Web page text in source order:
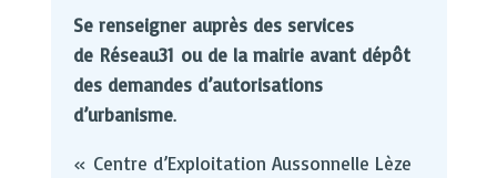
Se renseigner auprès des services
de Réseau31 ou de la mairie avant dépôt
des demandes d’autorisations
d’urbanisme.
« Centre d’Exploitation Aussonnelle Lèze